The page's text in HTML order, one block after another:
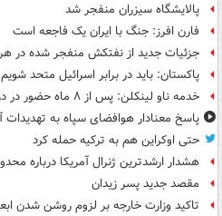
پالایشگاه سیزران منفجر شد
فارن افرز: جنگ با ایران یک فاجعه است
جزئیات جدید از نفتکش منفجر شده در
پاکستان: باید در برابر اسرائیل متحد شویم
خدمه ناو لینکلن: پس از ۸ ماه حضور در دریا خسته و درمانده‌ شدیم
پاسخ معنادار هوافضای سپاه به تهدیدات
حتی اوکراین هم به ترکیه حمله کرد
هشدار ارشدترین ژنرال آمریکا درباره
مقصد جدید پسر زیدان
تاکید وزارت خارجه بر لزوم روشن شدن